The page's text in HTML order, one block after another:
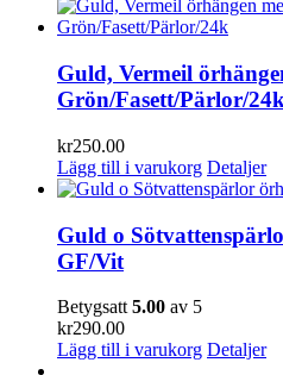
Guld, Vermeil
Grön/Fasett/Pärlor/24k
kr250.00
Lägg till i varukorg Detaljer
Guld o
GF/Vit
Betygsatt 5.00 av 5
kr290.00
Lägg till i varukorg Detaljer